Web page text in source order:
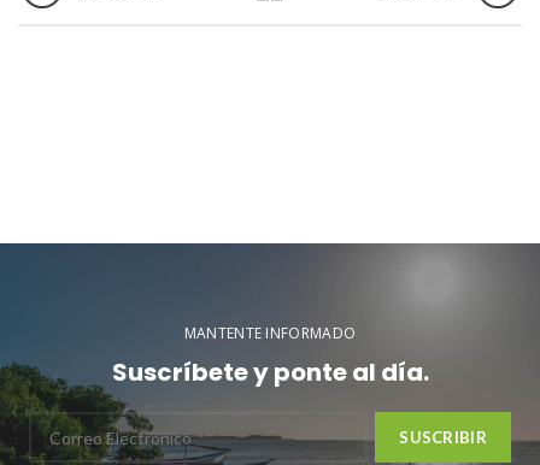
MANTENTE INFORMADO
Suscríbete y ponte al día.